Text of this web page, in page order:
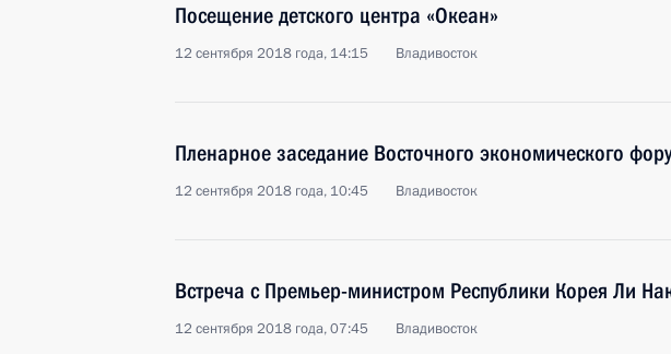
Посещение детского центра «Океан»
12 сентября 2018 года, 14:15 Владивосток
Пленарное заседание Восточного экономического
12 сентября 2018 года, 10:45 Владивосток
Встреча с Премьер-министром Республики Корея Ли
12 сентября 2018 года, 07:45 Владивосток